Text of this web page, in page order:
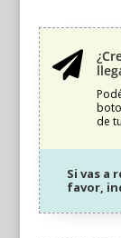

de
Si vas a
favor,